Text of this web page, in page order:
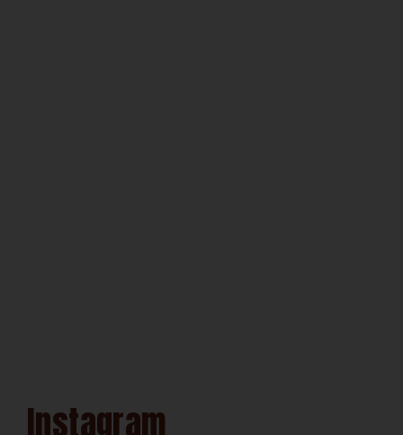
Instagram